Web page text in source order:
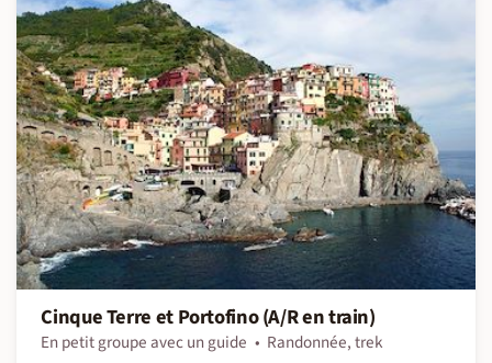
Cinque Terre et Portofino (A/R en train)
En petit groupe avec un guide
Randonnée, trek